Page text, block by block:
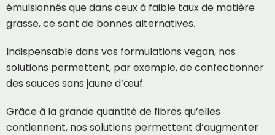
émulsionnés que dans ceux à faible taux de matière
grasse, ce sont de bonnes alternatives.
Indispensable dans vos formulations vegan, nos
solutions permettent, par exemple, de confectionner
des sauces sans jaune d’œuf.
Grâce à la grande quantité de fibres qu’elles
contiennent, nos solutions permettent d’augmenter